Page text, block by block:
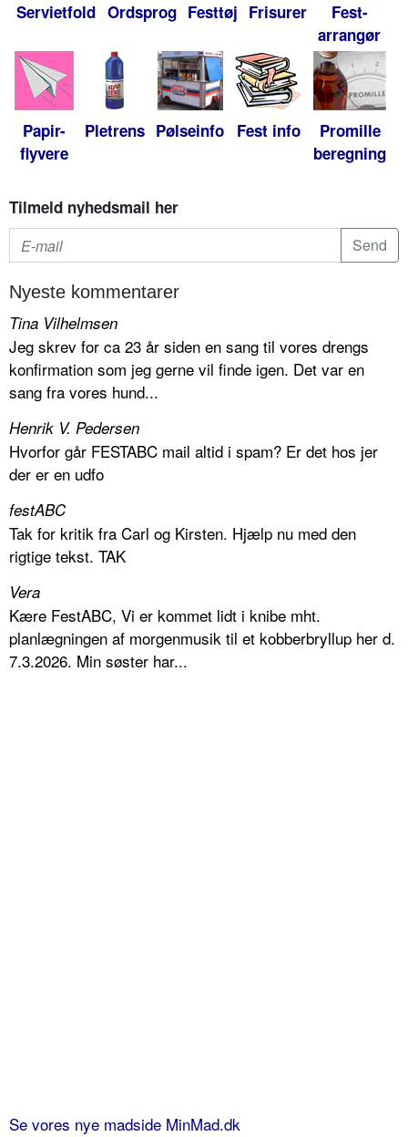
Servietfold Ordsprog Festtøj Frisurer
Fest-
arrangør
Papir-
flyvere
Pletrens Pølseinfo Fest info
Promille
beregning
Tilmeld nyhedsmail her
Nyeste kommentarer
Tina Vilhelmsen
Jeg skrev for ca 23 år siden en sang til vores drengs
konfirmation som jeg gerne vil finde igen. Det var en
sang fra vores hund...
Henrik V. Pedersen
Hvorfor går FESTABC mail altid i spam? Er det hos jer
der er en udfo
festABC
Tak for kritik fra Carl og Kirsten. Hjælp nu med den
rigtige tekst. TAK
Vera
Kære FestABC, Vi er kommet lidt i knibe mht.
planlægningen af morgenmusik til et kobberbryllup her d.
7.3.2026. Min søster har...
Se vores nye madside MinMad.dk